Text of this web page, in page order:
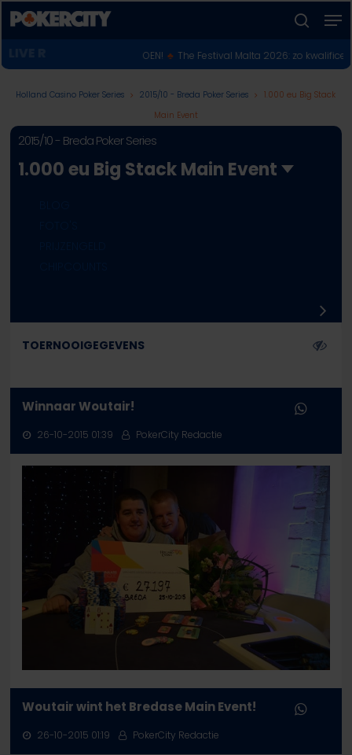
Skip
to
content
The Festival Malta 2026: zo kwalificeer je je
Holland Casino Poker Series 2015/10 - Breda Poker Series
1.000 eu Big Stack
Main Event
2015/10 - Breda Poker Series
1.000 eu Big Stack Main Event
TOERNOOIGEGEVENS
Winnaar Woutair!
26-10-2015 01:39 PokerCity Redactie
Woutair wint het Bredase Main Event!
26-10-2015 01:19 PokerCity Redactie
Menu
sluiten